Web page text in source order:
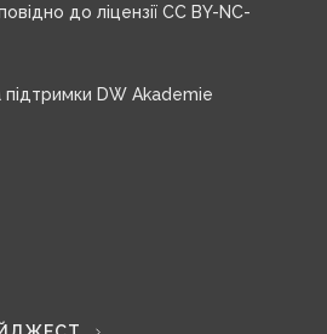
до ліцензії CC BY-NC-
DW Akademie